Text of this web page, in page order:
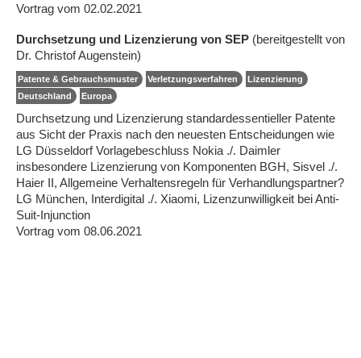
Vortrag vom 02.02.2021
Durchsetzung und Lizenzierung von SEP (bereitgestellt von
Dr. Christof Augenstein)
Patente & Gebrauchsmuster Verletzungsverfahren
Lizenzierung
Deutschland
Europa
Durchsetzung und Lizenzierung standardessentieller Patente
aus Sicht der Praxis nach den neuesten Entscheidungen wie
LG Düsseldorf Vorlagebeschluss Nokia ./. Daimler
insbesondere Lizenzierung von Komponenten BGH, Sisvel ./.
Haier II, Allgemeine Verhaltensregeln für Verhandlungspartner?
LG München, Interdigital ./. Xiaomi, Lizenzunwilligkeit bei Anti-
Suit-Injunction
Vortrag vom 08.06.2021